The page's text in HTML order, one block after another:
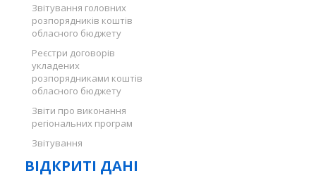
Звітування головних
розпорядників коштів
обласного бюджету
Реєстри договорів
укладених
розпорядниками коштів
обласного бюджету
Звіти про виконання
регіональних програм
Звітування
ВІДКРИТІ ДАНІ